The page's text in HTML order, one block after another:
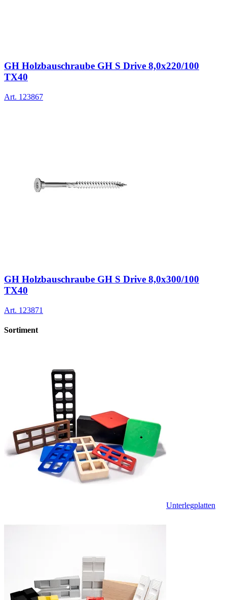
GH Holzbauschraube GH S Drive 8,0x220/100
TX40
Art. 123867
GH Holzbauschraube GH S Drive 8,0x300/100
TX40
Art. 123871
Sortiment
Unterlegplatten